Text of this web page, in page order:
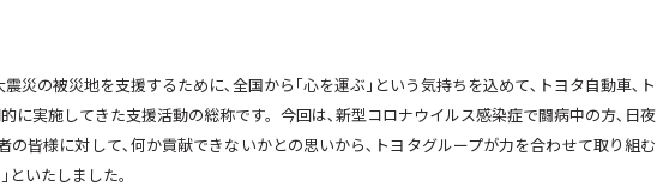
災の被災地を支援するために､全国から｢心を運ぶ｣という気持ちを込めて､トヨタ自動車､ト
に実施してきた支援活動の総称です。今回は､新型コロナウイルス感染症で闘病中の方､日夜
皆様に対して､何か貢献できないかとの思いから､トヨタグループが力を合わせて取り組む
いたしました。